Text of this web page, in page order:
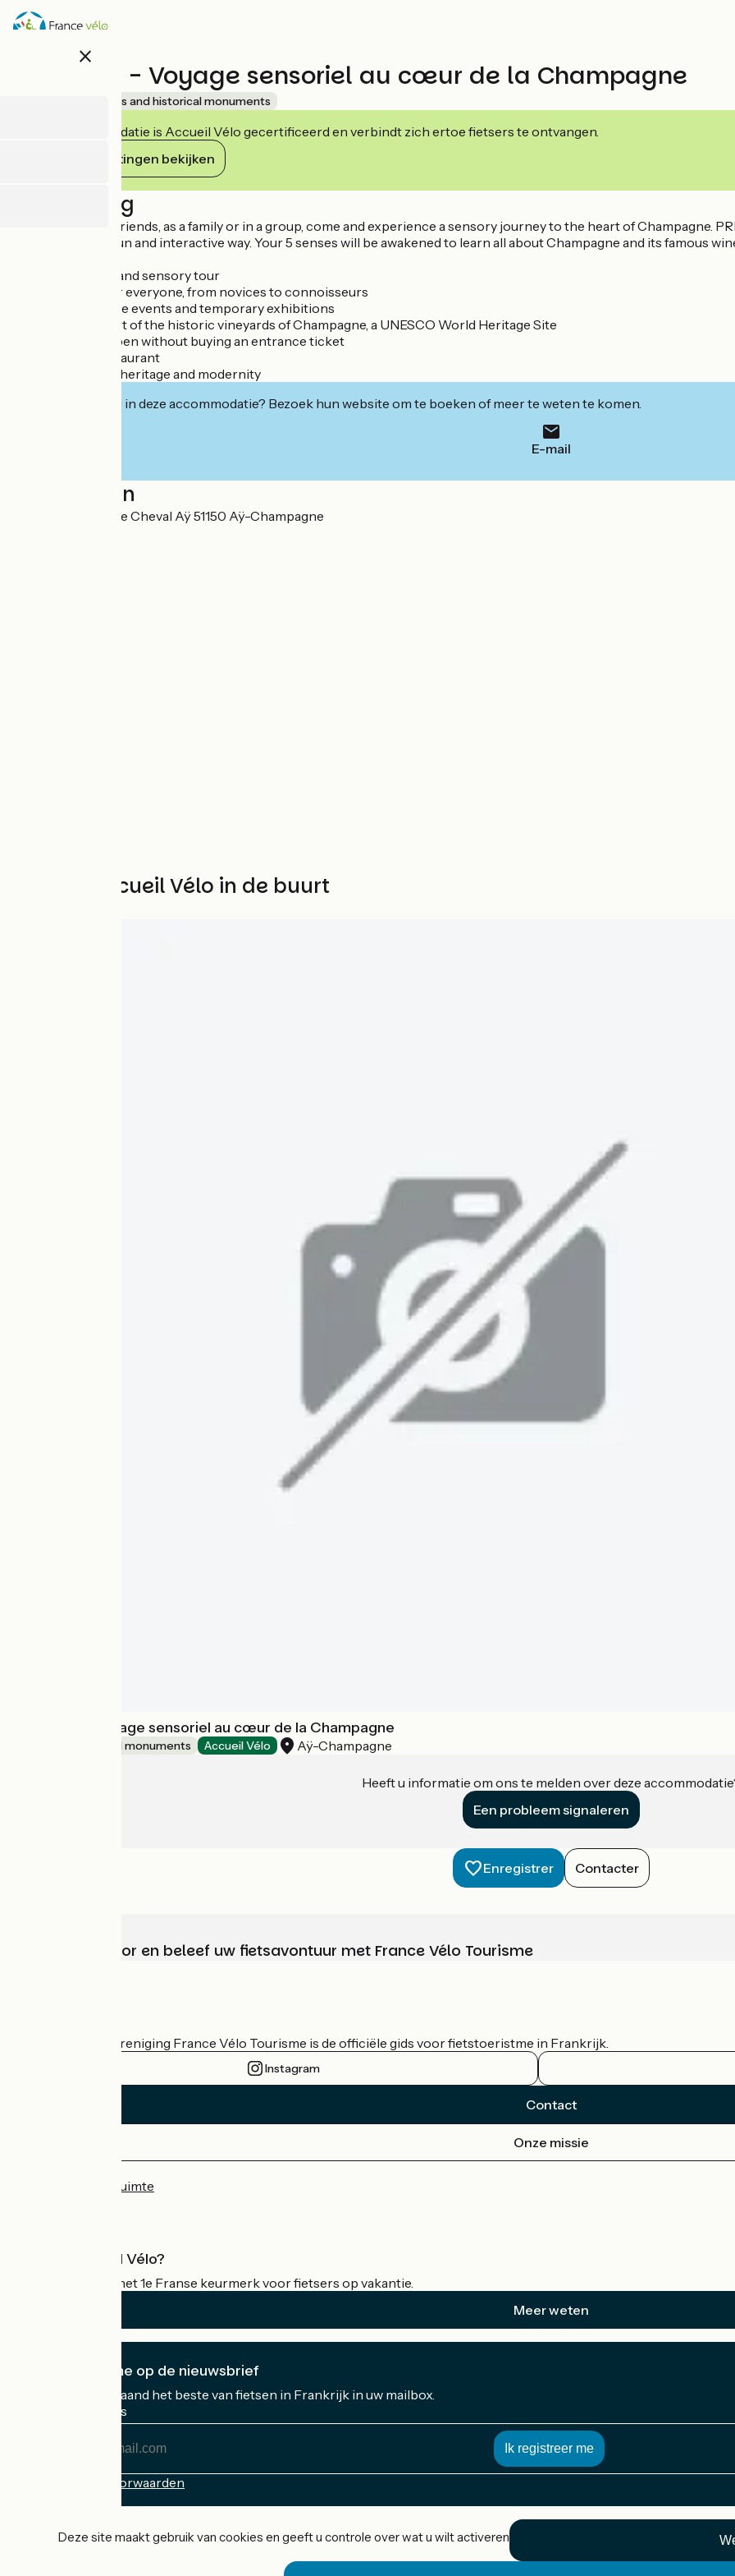
Overslaan
en
close
Pressoria - Voyage sensoriel au cœur de la Champagne
Sites and historical monuments
Deze accommodatie is Accueil Vélo gecertificeerd en verbindt zich ertoe fietsers te ontvangen.
Haar verplichtingen bekijken
Beschrijving
As a couple, with friends, as a family or in a group, come and experience a sensory journey to the heart of Champagne.
Champagne in a fun and interactive way. Your 5 senses will be awakened to learn all about Champagne and its famous
A fun, interactive and sensory tour
An experience for everyone, from novices to connoisseurs
Cultural and festive events and temporary exhibitions
Located at the foot of the historic vineyards of Champagne, a UNESCO World Heritage Site
Concept Store open without buying an entrance ticket
Gastronomic restaurant
Between historic heritage and modernity
Geïnteresseerd in deze accommodatie? Bezoek hun website om te boeken of meer te weten te komen.
E-mail
Localisation
11 Boulevard Pierre Cheval Aÿ 51150 Aÿ-Champagne
Andere Accueil Vélo in de buurt
Pressoria - Voyage sensoriel au cœur de la Champagne
Sites and historical monuments Accueil Vélo Aÿ-Champagne
Heeft u informatie om ons te melden over deze
Een probleem signaleren
Enregistrer Contacter
Kies, bereid voor en beleef uw fietsavontuur met France Vélo Tourisme
De nationale vereniging France Vélo Tourisme is de officiële gids voor fietstoeristme in Frankrijk.
Instagram
Contact
Onze missie
Professionele ruimte
Wat is Accueil Vélo?
Accueil Vélo is het 1e Franse keurmerk voor fietsers op vakantie.
Meer weten
Ik abonneer me op de nieuwsbrief
Ontvang elke maand het beste van fietsen in Frankrijk in uw mailbox.
Mijn e-mailadres
Inschrijvingsvoorwaarden
Deze site maakt gebruik van cookies en geeft u controle over wat u wilt activeren